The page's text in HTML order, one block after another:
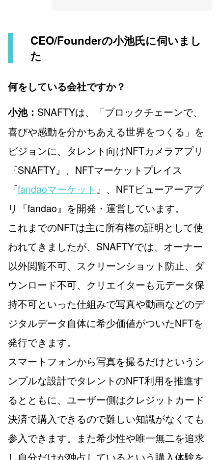
CEO/Founderの小池氏に伺いまし
た
何をしている会社ですか？
小池： SNAFTYは、「ブロックチェーンで、
喜びや感動を分かちあえる世界をつくる」を
ビジョンに、タレント向けNFTカメラアプリ
『SNAFTY』、NFTマーケットプレイス
『fandaoマーケット 』、NFTビューアーアプ
リ『fandao』を開発・運営しています。
これまでのNFTは主に所有権の証明として使
われてきましたが、SNAFTYでは、オーナー
以外閲覧不可、スクリーンショット防止、ダ
ウンロード不可、クリエイターも元データ保
持不可といった仕組みで写真や動画などのデ
ジタルデータ自体に希少価値がついたNFTを
発行できます。
スマートフォンから写真を撮るだけというシ
ンプルな設計でタレントのNFT利用を推進す
るとともに、ユーザー側はクレジットカード
決済で購入できるので難しい知識がなくても
参入できます。また希少性や唯一無二を追求
し自分だけが独占しているという購入体験を